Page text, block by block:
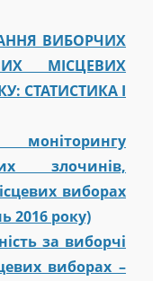
ВИБОРЧИХ
МІСЦЕВИХ
СТАТИСТИКА І
моніторингу
злочинів,
виборах
2016 року)
за виборчі
виборах –